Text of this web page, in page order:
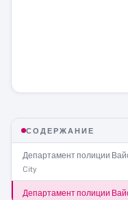
СОДЕРЖАНИЕ
Департамент полиции
City
Департамент полиции